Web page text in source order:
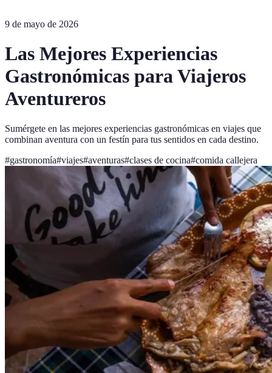
9 de mayo de 2026
Las Mejores Experiencias
Gastronómicas para Viajeros
Aventureros
Sumérgete en las mejores experiencias gastronómicas en viajes que
combinan aventura con un festín para tus sentidos en cada destino.
#gastronomía#viajes#aventuras#clases de cocina#comida callejera